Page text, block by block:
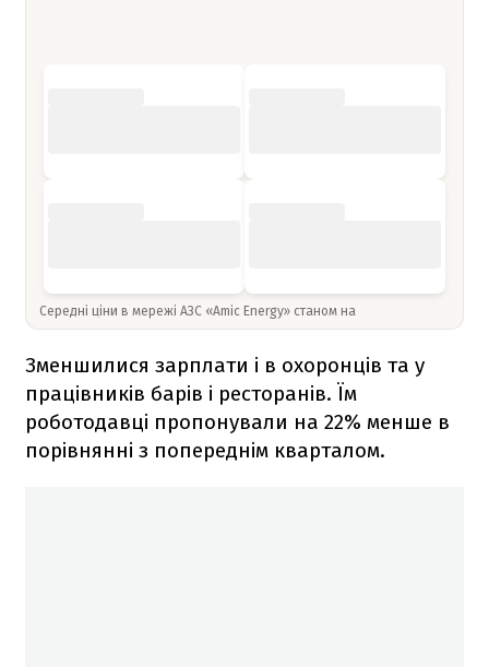
Середні ціни в мережі АЗС «Amic Energy» станом на
Зменшилися зарплати і в охоронців та у
працівників барів і ресторанів. Їм
роботодавці пропонували на 22% менше в
порівнянні з попереднім кварталом.